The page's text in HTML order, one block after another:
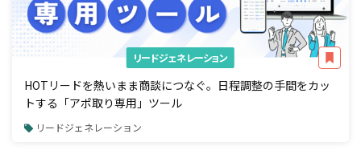
リードジェネレーション
HOTリードを熱いまま商談につなぐ。日程調整の手間をカッ
トする「アポ取り専用」ツール
リードジェネレーション